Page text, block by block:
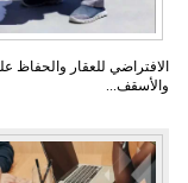
الافتراضي للعقار والحفاظ
والأسقف...